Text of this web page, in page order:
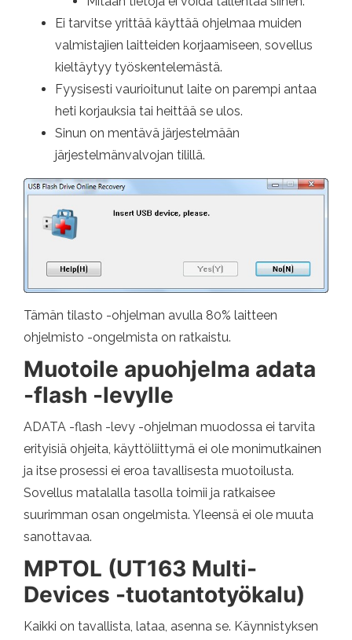
Ei tarvitse yrittää käyttää ohjelmaa muiden
valmistajien laitteiden korjaamiseen, sovellus
kieltäytyy työskentelemästä.
Fyysisesti vaurioitunut laite on parempi antaa
heti korjauksia tai heittää se ulos.
Sinun on mentävä järjestelmään
järjestelmänvalvojan tilillä.
Tämän tilasto -ohjelman avulla 80% laitteen
ohjelmisto -ongelmista on ratkaistu.
Muotoile apuohjelma adata
-flash -levylle
ADATA -flash -levy -ohjelman muodossa ei tarvita
erityisiä ohjeita, käyttöliittymä ei ole monimutkainen
ja itse prosessi ei eroa tavallisesta muotoilusta.
Sovellus matalalla tasolla toimii ja ratkaisee
suurimman osan ongelmista. Yleensä ei ole muuta
sanottavaa.
MPTOL (UT163 Multi-
Devices -tuotantotyökalu)
Kaikki on tavallista, lataa, asenna se. Käynnistyksen